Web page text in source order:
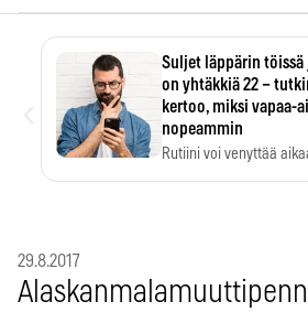
Suljet läppärin töissä
on yhtäkkiä 22 –
kertoo, miksi vapaa-
nopeammin
Rutiini voi venyttää
29.8.2017